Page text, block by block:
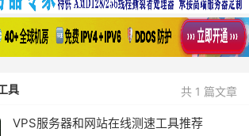
共 1 篇文章
具
VPS服务器和网站在线测速工具推荐